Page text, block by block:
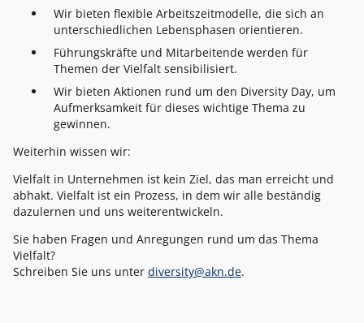
Wir bieten flexible Arbeitszeitmodelle, die sich an
unterschiedlichen Lebensphasen orientieren.
Führungskräfte und Mitarbeitende werden für
Themen der Vielfalt sensibilisiert.
Wir bieten Aktionen rund um den Diversity Day, um
Aufmerksamkeit für dieses wichtige Thema zu
gewinnen.
Weiterhin wissen wir:
Vielfalt in Unternehmen ist kein Ziel, das man erreicht und
abhakt. Vielfalt ist ein Prozess, in dem wir alle beständig
dazulernen und uns weiterentwickeln.
Sie haben Fragen und Anregungen rund um das Thema
Vielfalt?
Schreiben Sie uns unter diversity@akn.de.